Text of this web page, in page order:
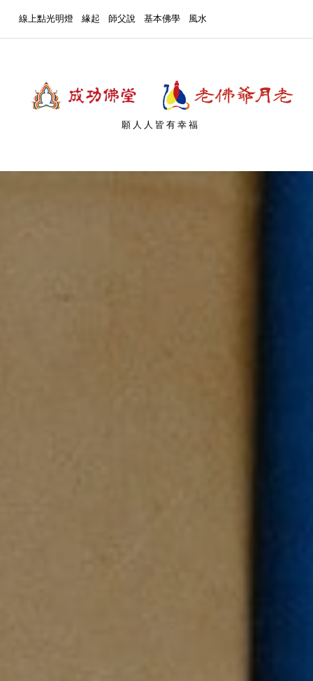
線上點光明燈 緣起 師父說 基本佛學 風水
願人人皆有幸福